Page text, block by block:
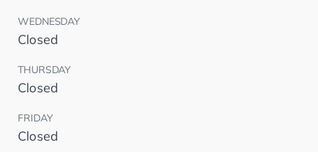
WEDNESDAY
Closed
THURSDAY
Closed
FRIDAY
Closed